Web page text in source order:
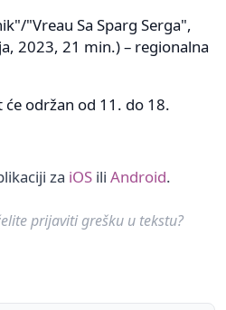
"Vreau Sa Sparg Serga",
2023, 21 min.) – regionalna
će održan od 11. do 18.
za iOS ili Android.
prijaviti grešku u tekstu?